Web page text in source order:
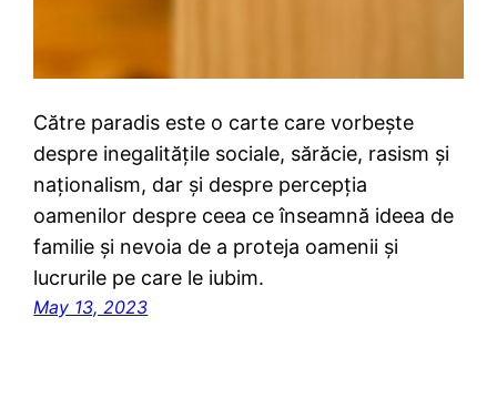
Către paradis este o carte care vorbește
despre inegalitățile sociale, sărăcie, rasism și
naționalism, dar și despre percepția
oamenilor despre ceea ce înseamnă ideea de
familie și nevoia de a proteja oamenii și
lucrurile pe care le iubim.
May 13, 2023